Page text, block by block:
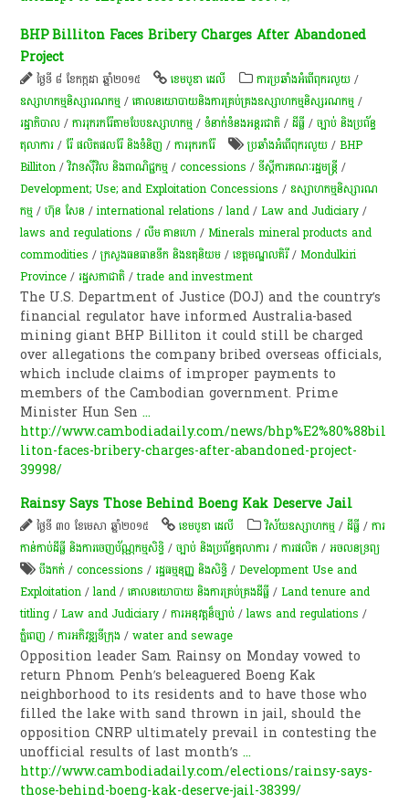
BHP Billiton Faces Bribery Charges After Abandoned
Project
ថ្ងៃទី ៨ ខែកក្កដា ឆ្នាំ២០១៥ ខេមបូឌា ដេលី ការប្រឆាំងអំពើពុករលួយ /
ឧស្សាហកម្មនិស្សារណកម្ម /គោលនយោបាយនិងការគ្រប់គ្រងឧស្សាហកម្មនិស្សរណកម្ម /
រដ្ឋាភិបាល /ការរុករករ៉ែតាមបែបឧស្សាហកម្ម /ទំនាក់ទំនងអន្តរជាតិ /ដីធ្លី /ច្បាប់ និងប្រព័ន្ធ
តុលាការ /រ៉ែ ផលិតផលរ៉ែ និងទំនិញ /ការរុករករ៉ែ ប្រឆាំងអំពើពុករលួយ /BHP
Billiton /វិវាទស៊ីវិល និងពាណិជ្ជកម្ម/concessions /ទីស្តីការគណៈរដ្ឋមន្រ្តី /
Development; Use; and Exploitation Concessions /ឧស្សាហកម្មនិស្សារណ
កម្ម /ហ៊ុន សែន /international relations /land /Law and Judiciary /
laws and regulations /លឹម គាន​ហោ /Minerals mineral products and
commodities /ក្រសួងធនធានទឹក និងឧតុនិយម /ខេត្ត​មណ្ឌលគិរី​/Mondulkiri
Province /រដ្ឋសភា​ជាតិ /trade and investment
The U.S. Department of Justice (DOJ) and the country’s
financial regulator have informed Australia-based
mining giant BHP Billiton it could still be charged
over allegations the company bribed overseas officials,
which include claims of improper payments to
members of the Cambodian government. Prime
Minister Hun Sen...
http://www.cambodiadaily.com/news/bhp%E2%80%88bil
liton-faces-bribery-charges-after-abandoned-project-
39998/
Rainsy Says Those Behind Boeng Kak Deserve Jail
ថ្ងៃទី ៣០ ខែមេសា ឆ្នាំ២០១៥ ខេមបូឌា ដេលី វិស័យឧស្សាហកម្ម /ដីធ្លី /ការ
កាន់កាប់​ដីធ្លី និង​ការចេញ​ប័ណ្ណកម្មសិទ្ធិ​ /ច្បាប់ និងប្រព័ន្ធតុលាការ /ការផលិត​ /​អចលនទ្រព្យ​
បឹងកក់ /concessions /រដ្ឋធម្មនុញ្ញ និងសិទ្ធិ /Development Use and
Exploitation /land /គោលនយោបាយ និង​ការគ្រប់គ្រង​ដីធ្លី /Land tenure and
titling /Law and Judiciary /ការអនុវត្ត​ន៏​ច្បាប់ /laws and regulations /
ភ្នំពេញ /ការអភិវឌ្ឍ​ទីក្រុង​ /water and sewage
Opposition leader Sam Rainsy on Monday vowed to
return Phnom Penh’s beleaguered Boeng Kak
neighborhood to its residents and to have those who
filled the lake with sand thrown in jail, should the
opposition CNRP ultimately prevail in contesting the
unofficial results of last month’s...
http://www.cambodiadaily.com/elections/rainsy-says-
those-behind-boeng-kak-deserve-jail-38399/